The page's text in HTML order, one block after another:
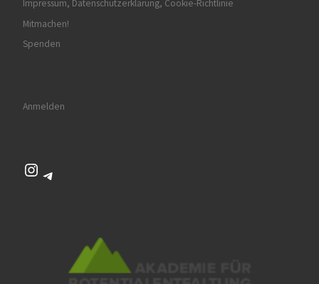
Impressum, Datenschutzerklärung, Cookie-Richtlinie
Mitmachen!
Spenden
Anmelden
Instagram
Telegram